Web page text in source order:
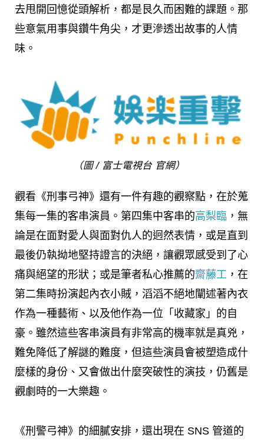
去甩開回憶從頭解析，都是艮久而困難的課題。那
些意氣用事與鑽牛角尖，才更滲透出故事的人情
味。
（圖 / 富士電視台 官網）
觀看《刑事弓神》還有一件有趣的觀察點，在於蒐
集每一集的客串演員。第四集中客串的高梨臨 ，無
論是在面對愛人與面對仇人的迥然表情，或是直到
最後仍執拗地堅持證言的決絕，讓觀眾感受到了心
痛與絕望的形狀；或是筆者私心推薦的齋藤工 ，在
第二集時扮演起內衣小賊，滔滔不絕地闡述著內衣
作為一種藝術、以及他作為一位「收藏家」的自
豪。雖然這些客串演員有非常高的機率就是真兇，
難免降低了解謎的難度，但這些演員會被塑造成什
麼樣的身份、又會做出什麼突破性的演技，仍舊是
觀劇時的一大樂趣。
《刑警弓神》的細膩安排，還出現在 SNS 管道的